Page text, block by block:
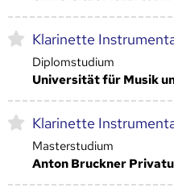
Klarinette
Diplomstudium
Universität für Musik
Klarinette
Masterstudium
Anton Bruckner